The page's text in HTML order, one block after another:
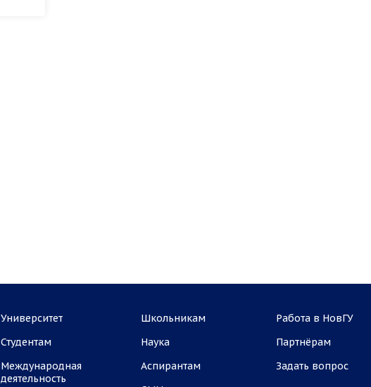
Университет
Студентам
Международная
деятельность
Школьникам
Наука
Аспирантам
Работа в НовГУ
Партнёрам
Задать вопрос